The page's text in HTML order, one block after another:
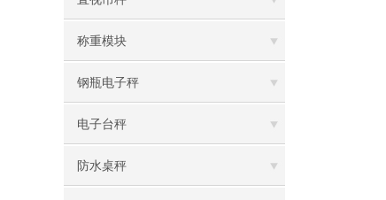
称重模块
钢瓶电子秤
电子台秤
防水桌秤